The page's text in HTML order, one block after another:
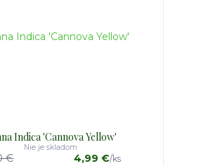
Indica 'Cannova Yellow'
€ 4,99 €/ks
Nie je skladom